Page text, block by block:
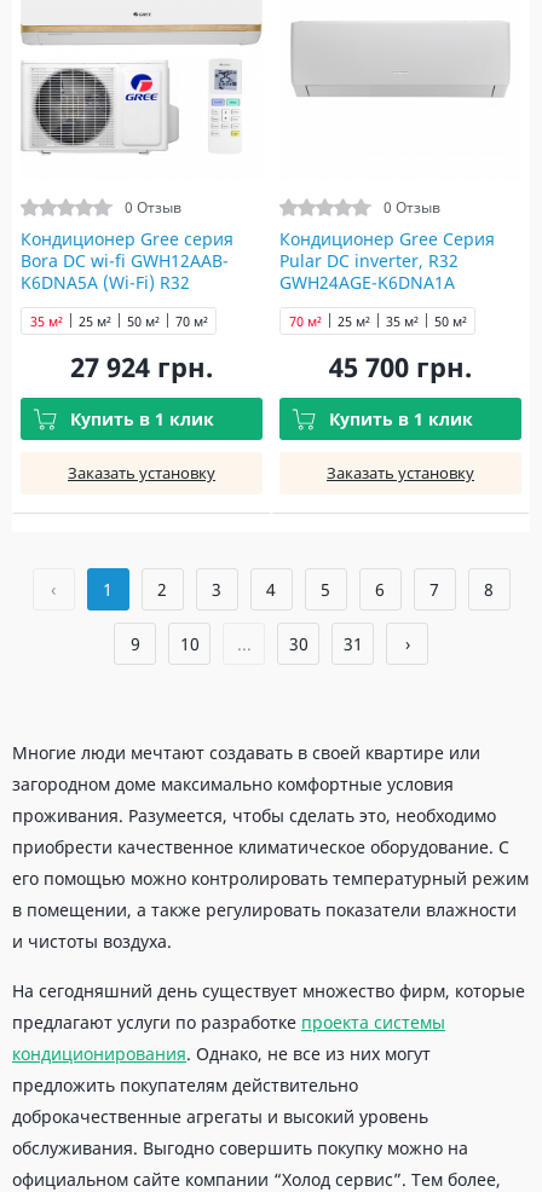
0 Отзыв
Кондиционер Gree серия
Bora DC wi-fi GWH12AAB-
K6DNA5A (Wi-Fi) R32
25 м²
35 м² 50 м² 70 м²
27 924 грн.
Купить в 1 клик
Заказать установку
0 Отзыв
Кондиционер Gree Серия
Pular DC inverter, R32
GWH24AGE-K6DNA1A
25 м² 35 м² 50 м²
70 м²
45 700 грн.
Купить в 1 клик
Заказать установку
‹ 1 2 3 4 5 6 7 8
9 10 ... 30 31 ›
Многие люди мечтают создавать в своей квартире или
загородном доме максимально комфортные условия
проживания. Разумеется, чтобы сделать это, необходимо
приобрести качественное климатическое оборудование. С
его помощью можно контролировать температурный режим
в помещении, а также регулировать показатели влажности
и чистоты воздуха.
На сегодняшний день существует множество фирм, которые
предлагают услуги по разработке проекта системы
кондиционирования. Однако, не все из них могут
предложить покупателям действительно
доброкачественные агрегаты и высокий уровень
обслуживания. Выгодно совершить покупку можно на
официальном сайте компании “Холод сервис”. Тем более,